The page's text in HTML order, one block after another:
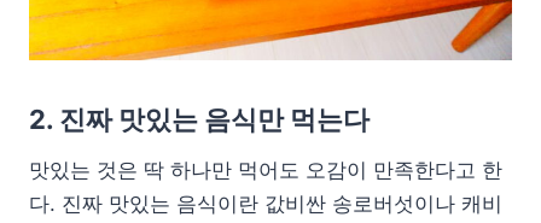
2. 진짜 맛있는 음식만 먹는다
맛있는 것은 딱 하나만 먹어도 오감이 만족한다고 한
다. 진짜 맛있는 음식이란 값비싼 송로버섯이나 캐비